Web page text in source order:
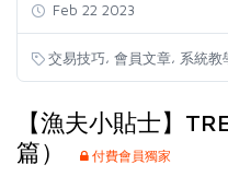
Feb 22 2023
交易技巧, 會員文章, 系統教
【漁夫小貼士】
篇）
付費會員獨家